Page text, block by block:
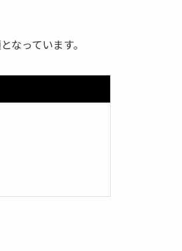
っています。